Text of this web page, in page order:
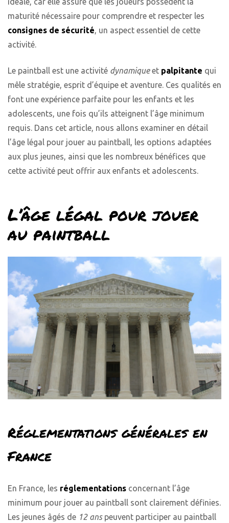
maturité nécessaire pour comprendre et respecter les
consignes de sécurité, un aspect essentiel de cette
activité.
Le paintball est une activité dynamiqueet palpitante qui
mêle stratégie, esprit d’équipe et aventure. Ces qualités en
font une expérience parfaite pour les enfants et les
adolescents, une fois qu’ils atteignent l’âge minimum
requis. Dans cet article, nous allons examiner en détail
l’âge légal pour jouer au paintball, les options adaptées
aux plus jeunes, ainsi que les nombreux bénéfices que
cette activité peut offrir aux enfants et adolescents.
L’âge légal pour jouer
au paintball
Réglementations générales en
France
En France, les réglementations concernant l’âge
minimum pour jouer au paintball sont clairement définies.
Les jeunes âgés de 12 anspeuvent participer au paintball